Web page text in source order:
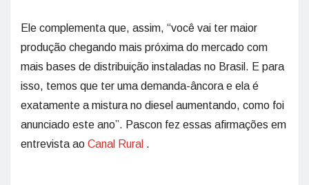
Ele complementa que, assim, “você vai ter maior
produção chegando mais próxima do mercado com
mais bases de distribuição instaladas no Brasil. E para
isso, temos que ter uma demanda-âncora e ela é
exatamente a mistura no diesel aumentando, como foi
anunciado este ano”. Pascon fez essas afirmações em
entrevista ao Canal Rural .